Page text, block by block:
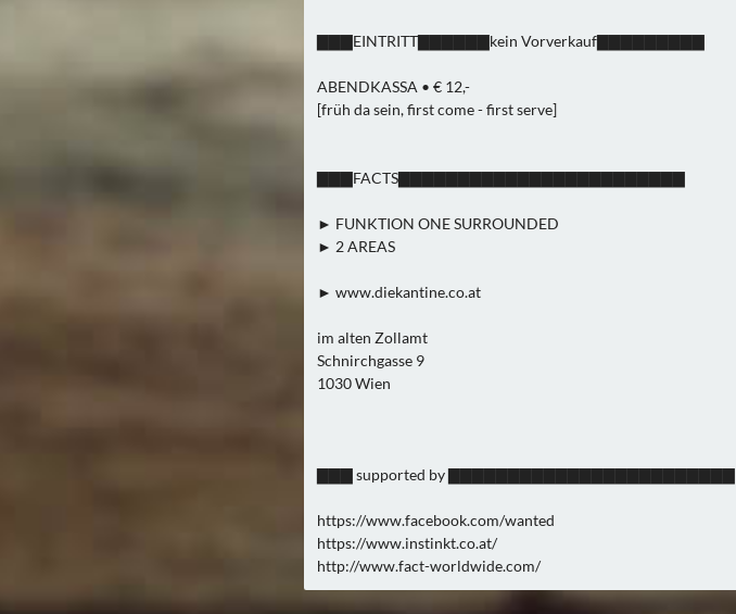
▇▇▇EINTRITT▇▇▇▇▇▇kein Vorverkauf▇▇▇▇▇▇▇▇▇
ABENDKASSA • € 12,-
[früh da sein, first come - first serve]
▇▇▇FACTS▇▇▇▇▇▇▇▇▇▇▇▇▇▇▇▇▇▇▇▇▇▇▇▇
► FUNKTION ONE SURROUNDED
► 2 AREAS
► www.diekantine.co.at
im alten Zollamt
Schnirchgasse 9
1030 Wien
▇▇▇ supported by ▇▇▇▇▇▇▇▇▇▇▇▇▇▇▇▇▇▇▇▇▇▇▇▇
https://www.facebook.com/wanted
https://www.instinkt.co.at/
http://www.fact-worldwide.com/